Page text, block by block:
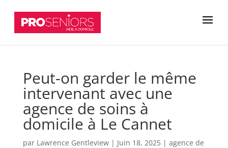
Peut-on garder le même
intervenant avec une
agence de soins à
domicile à Le Cannet
par Lawrence Gentleview| Juin 18, 2025| agence de